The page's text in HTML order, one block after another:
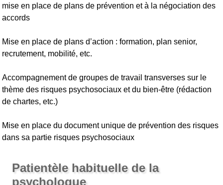
mise en place de plans de prévention et à la négociation des
accords
Mise en place de plans d’action : formation, plan senior,
recrutement, mobilité, etc.
Accompagnement de groupes de travail transverses sur le
thème des risques psychosociaux et du bien-être (rédaction
de chartes, etc.)
Mise en place du document unique de prévention des risques
dans sa partie risques psychosociaux
Patientèle habituelle de la
psychologue